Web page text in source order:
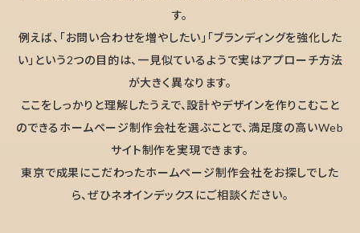
す。
例えば、「お問い合わせを増やしたい」「ブランディングを強化した
い」という2つの目的は、一見似ているようで実はアプローチ方法
が大きく異なります。
ここをしっかりと理解したうえで、設計やデザインを作りこむこと
のできるホームページ制作会社を選ぶことで、満足度の高いWeb
サイト制作を実現できます。
東京で成果にこだわったホームページ制作会社をお探しでした
ら、ぜひネオインデックスにご相談ください。